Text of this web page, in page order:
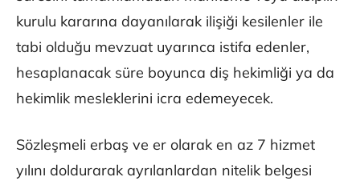
kurulu kararına dayanılarak ilişiği kesilenler ile
tabi olduğu mevzuat uyarınca istifa edenler,
hesaplanacak süre boyunca diş hekimliği ya da
hekimlik mesleklerini icra edemeyecek.
Sözleşmeli erbaş ve er olarak en az 7 hizmet
yılını doldurarak ayrılanlardan nitelik belgesi